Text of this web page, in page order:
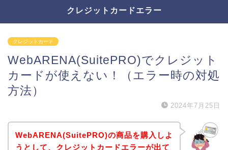
クレジットカードエラー
クレジットカード
WebARENA(SuitePRO)でクレジット
カードが使えない！（エラー時の対処
方法）
2024年7月25日
WebARENA(SuitePRO)の商品を購入しよ
うとして、クレジットカードエラーが出て